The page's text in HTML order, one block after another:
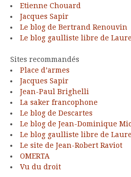
Etienne Chouard
Jacques Sapir
Le blog de Bertrand Renouvin
Le blog gaulliste libre de
Sites recommandés
Place d’armes
Jacques Sapir
Jean-Paul Brighelli
La saker francophone
Le blog de Descartes
Le blog de Jean-Dominique
Le blog gaulliste libre de
Le site de Jean-Robert Raviot
OMERTA
Vu du droit